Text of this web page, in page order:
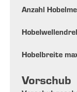
Anzahl
Hobelbreite
Vorschub